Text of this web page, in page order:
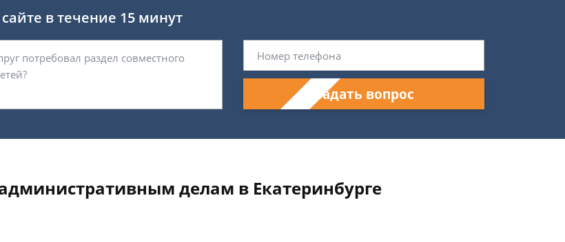
в течение 15 минут
Задать вопрос
делам в Екатеринбурге